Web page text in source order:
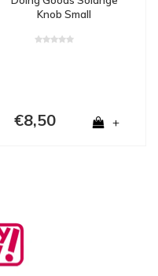
Knob Small
€8,50 +